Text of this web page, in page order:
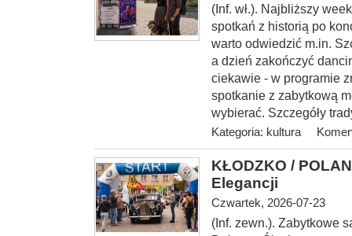
(Inf. wł.). Najbliższy
spotkań z historią po
warto odwiedzić m.in.
a dzień zakończyć
ciekawie - w programie
spotkanie z zabytkową
wybierać. Szczegóły
Kategoria: kultura
KŁODZKO /
Elegancji
Czwartek, 2026-07-23
(Inf. zewn.). Zabytkowe